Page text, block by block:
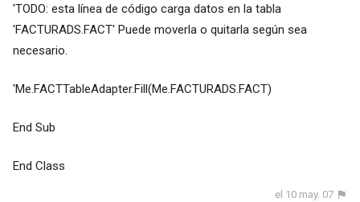
'TODO: esta línea de código carga datos en la tabla
'FACTURADS.FACT' Puede moverla o quitarla según sea
necesario.
'Me.FACTTableAdapter.Fill(Me.FACTURADS.FACT)
End Sub
End Class
el 10 may. 07